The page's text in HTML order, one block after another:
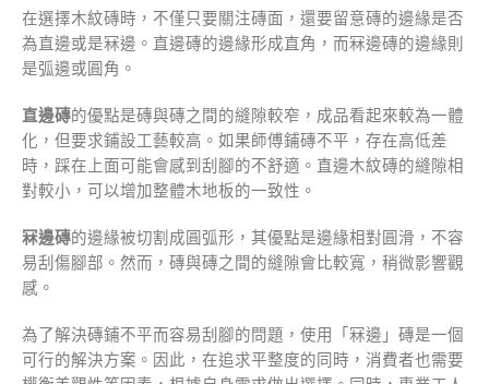
在選擇木紋磚時，不僅只要關注磚面，還要留意磚的邊緣是否
為直邊或是冧邊。直邊磚的邊緣形成直角，而冧邊磚的邊緣則
是弧邊或圓角。
直邊磚的優點是磚與磚之間的縫隙較窄，成品看起來較為一體
化，但要求鋪設工藝較高。如果師傅鋪磚不平，存在高低差
時，踩在上面可能會感到刮腳的不舒適。直邊木紋磚的縫隙相
對較小，可以增加整體木地板的一致性。
冧邊磚的邊緣被切割成圓弧形，其優點是邊緣相對圓滑，不容
易刮傷腳部。然而，磚與磚之間的縫隙會比較寬，稍微影響觀
感。
為了解決磚鋪不平而容易刮腳的問題，使用「冧邊」磚是一個
可行的解決方案。因此，在追求平整度的同時，消費者也需要